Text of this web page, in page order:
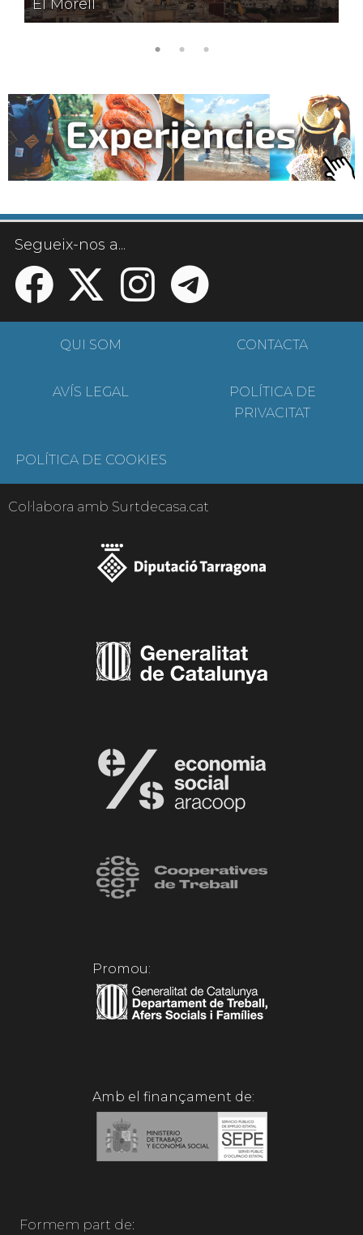
amb
El Morell
Segueix-nos a...
QUI SOM CONTACTA
AVÍS LEGAL
POLÍTICA DE
PRIVACITAT
POLÍTICA DE COOKIES
Col·labora amb Surtdecasa.cat
Promou:
Amb el finançament de:
Formem part de: